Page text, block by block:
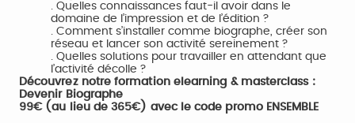
. Quelles connaissances faut-il avoir dans le
domaine de l’impression et de l’édition ?
. Comment s’installer comme biographe, créer son
réseau et lancer son activité sereinement ?
. Quelles solutions pour travailler en attendant que
l’activité décolle ?
Découvrez notre formation elearning & masterclass :
Devenir Biographe
99€ (au lieu de 365€) avec le code promo ENSEMBLE